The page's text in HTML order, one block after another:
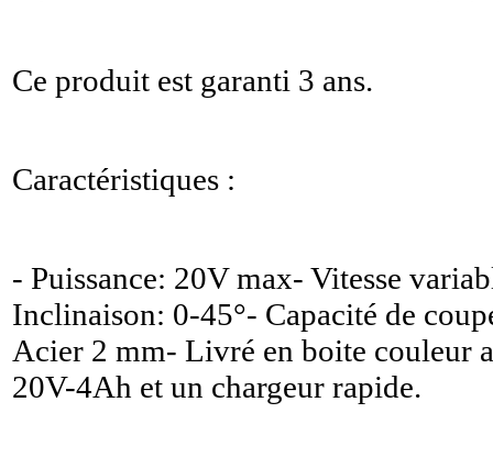
Ce produit est garanti 3 ans.
Caractéristiques :
- Puissance: 20V max- Vitesse
Inclinaison: 0-45°- Capacité de
Acier 2 mm- Livré en boite couleur
20V-4Ah et un chargeur rapide.